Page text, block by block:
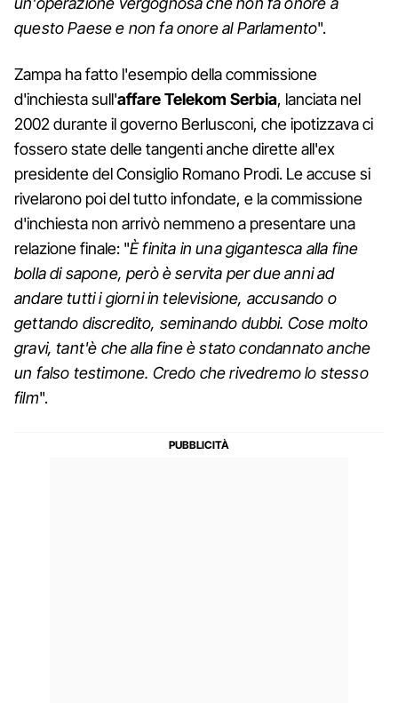
questo Paese e non fa onore al Parlamento".
Zampa ha fatto l'esempio della commissione
d'inchiesta sull'affare Telekom Serbia, lanciata nel
2002 durante il governo Berlusconi, che ipotizzava ci
fossero state delle tangenti anche dirette all'ex
presidente del Consiglio Romano Prodi. Le accuse si
rivelarono poi del tutto infondate, e la commissione
d'inchiesta non arrivò nemmeno a presentare una
relazione finale: "È finita in una gigantesca alla fine
bolla di sapone, però è servita per due anni ad
andare tutti i giorni in televisione, accusando o
gettando discredito, seminando dubbi. Cose molto
gravi, tant'è che alla fine è stato condannato anche
un falso testimone. Credo che rivedremo lo stesso
film".